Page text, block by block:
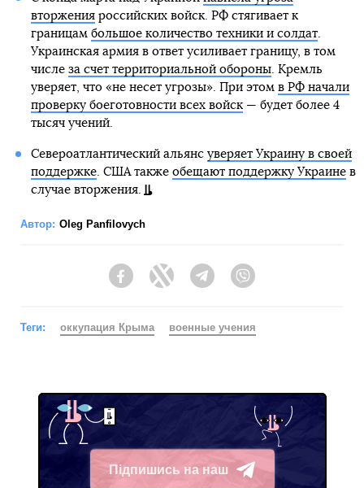
вторженияроссийских войск. РФ стягивает к
границам большое количество техники и солдат.
Украинская армия в ответ усиливает границу, в том
числе за счет территориальной обороны. Кремль
уверяет, что «не несет угрозы». При этом в РФ начали
проверку боеготовности всех войск— будет более 4
тысяч учений.
Североатлантический альянс уверяет Украину в своей
поддержке. США также обещают поддержку Украинев
случае вторжения.
Автор: Oleg Panfilovych
FacebookTwitter Telegram
Теги: оккупация Крыма военные учения
Підпишись на наш
Telegram